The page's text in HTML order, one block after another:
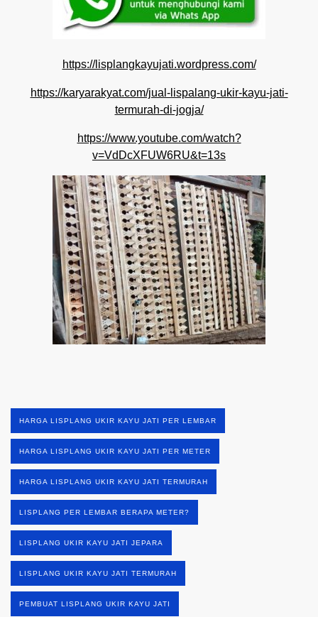
https://lisplangkayujati.wordpress.com/
https://karyarakyat.com/jual-lispalang-ukir-kayu-jati-
termurah-di-jogja/
https://www.youtube.com/watch?
v=VdDcXFUW6RU&t=13s
HARGA LISPLANG UKIR KAYU JATI PER LEMBAR
HARGA LISPLANG UKIR KAYU JATI PER METER
HARGA LISPLANG UKIR KAYU JATI TERMURAH
LISPLANG PER LEMBAR BERAPA METER?
LISPLANG UKIR KAYU JATI JEPARA
LISPLANG UKIR KAYU JATI TERMURAH
PEMBUAT LISPLANG UKIR KAYU JATI